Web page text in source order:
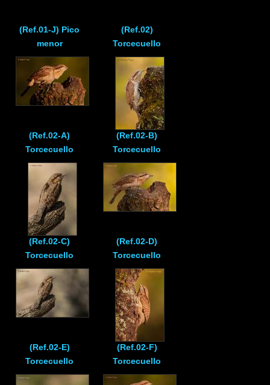
(Ref.01-J) Pico
menor
(Ref.02)
Torcecuello
(Ref.02-A)
Torcecuello
(Ref.02-B)
Torcecuello
(Ref.02-C)
Torcecuello
(Ref.02-D)
Torcecuello
(Ref.02-E)
Torcecuello
(Ref.02-F)
Torcecuello